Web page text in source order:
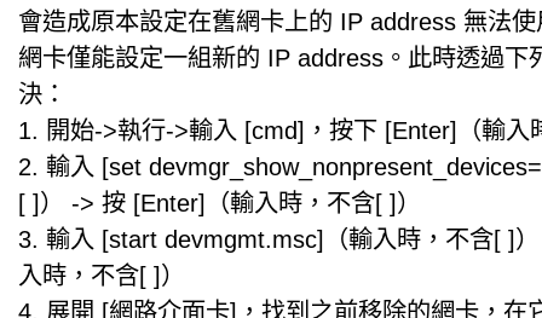
會造成原本設定在舊網卡上的 IP address 無法
網卡僅能設定一組新的 IP address。此時透過下
決：
1. 開始->執行->輸入 [cmd]，按下 [Enter]（輸入
2. 輸入 [set
[ ]） -> 按 [Enter]（輸入時，不含[ ]）
3. 輸入 [start devmgmt.msc]（輸入時，不含[ ]
入時，不含[ ]）
4. 展開 [網路介面卡]，找到之前移除的網卡，在